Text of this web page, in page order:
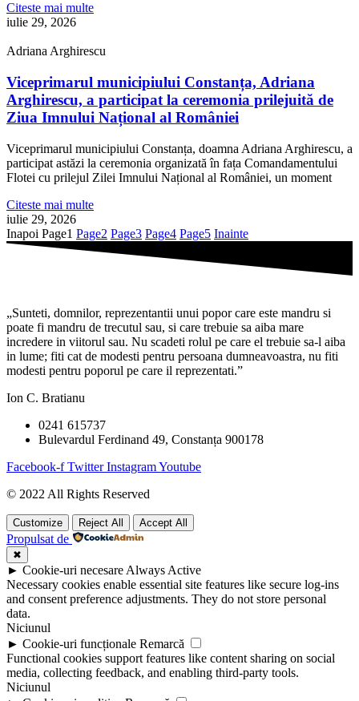
Citeste mai multe
iulie 29, 2026
Adriana Arghirescu
Viceprimarul municipiului Constanța, Adriana
Arghirescu, a participat la ceremonia prilejuită de
Ziua Imnului Național al României
Viceprimarul municipiului Constanța, doamna Adriana Arghirescu, a
participat astăzi la ceremonia organizată în fața Comandamentului
Flotei cu prilejul Zilei Imnului Național al României, un moment
Citeste mai multe
iulie 29, 2026
Inapoi Page1 Page2 Page3 Page4 Page5 Inainte
„Sunteti, domnilor, reprezentantii unui popor care este mandru si
poate fi mandru de trecutul sau, si care trebuie sa aiba mare
incredere in viitorul sau. Nu scadeti rolul pe care el trebuie sa-l aiba
in lume; fiti cat de modesti pentru persoana dumneavoastra, nu fiti
modesti pentru poporul pe care il reprezentati.”
Ion C. Bratianu
0241 615737
Bulevardul Ferdinand 49, Constanța 900178
Facebook-f Twitter InstagramYoutube
© 2022 All Rights Reserved
Customize Reject All Accept All
Propulsat de
✖
► Cookie-uri necesare Always Active
Necessary cookies enable essential site features like secure log-ins
and consent preference adjustments. They do not store personal
data.
Niciunul
► Cookie-uri funcționale Remarcă
Functional cookies support features like content sharing on social
media, collecting feedback, and enabling third-party tools.
Niciunul